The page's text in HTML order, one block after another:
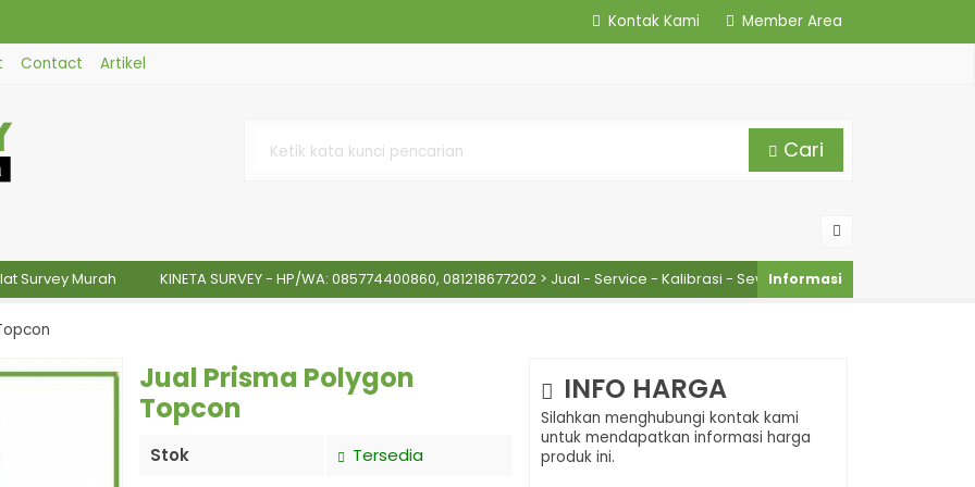
12 (RTK -
Kontak Kami Member Area
Contact Artikel
Cari
Murah KINETA SURVEY - HP/WA: 085774400860, 081218677202 > Jual - Service - Kalibrasi - Sewa Alat Survey Murah
Jual Prisma Polygon
Topcon
Stok
Tersedia
INFO HARGA
Silahkan menghubungi kontak kami
untuk mendapatkan informasi harga
produk ini.